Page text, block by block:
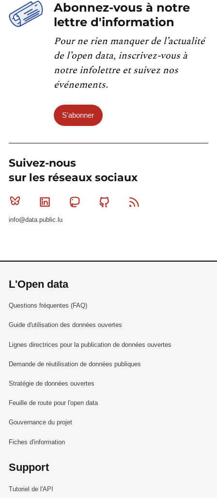
Abonnez-vous à notre
lettre d'information
Pour ne rien manquer de l’actualité
de l’open data, inscrivez-vous à
notre infolettre et suivez nos
événements.
S'abonner
Suivez-nous
sur les réseaux sociaux
Bluesky Linkedin MastodonGithub
info@data.public.lu
L'Open data
Questions fréquentes (FAQ)
Guide d'utilisation des données ouvertes
Lignes directrices pour la publication de données ouvertes
Demande de réutilisation de données publiques
Stratégie de données ouvertes
Feuille de route pour l'open data
Gouvernance du projet
Fiches d'information
Support
Tutoriel de l'API